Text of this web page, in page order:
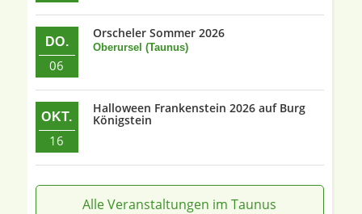
DO.
06
Orscheler Sommer 2026
Oberursel (Taunus)
OKT.
16
Halloween Frankenstein 2026 auf Burg
Königstein
Alle Veranstaltungen im Taunus